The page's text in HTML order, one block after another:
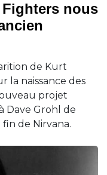
Fighters nous
de Kurt
la naissance des
projet
Dave Grohl de
de Nirvana.